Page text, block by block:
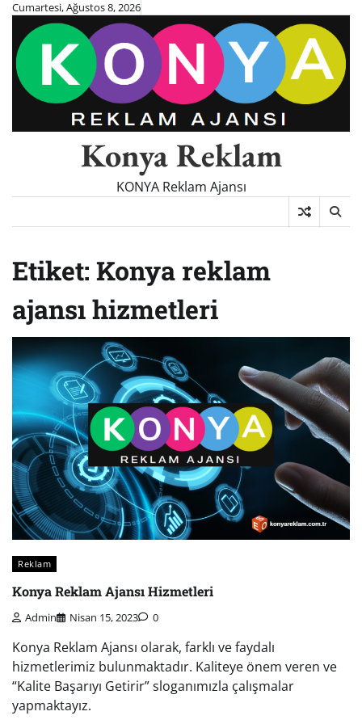
Skip
content
Cumartesi, Ağustos 8, 2026
Konya Reklam
KONYA Reklam Ajansı
Etiket: Konya reklam
ajansı hizmetleri
Reklam
Konya Reklam Ajansı Hizmetleri
Admin Nisan 15, 2023 0
Konya Reklam Ajansı olarak, farklı ve faydalı
hizmetlerimiz bulunmaktadır. Kaliteye önem veren ve
“Kalite Başarıyı Getirir” sloganımızla çalışmalar
yapmaktayız.